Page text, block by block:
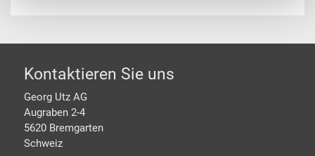
Footer
Kontaktieren Sie uns
Georg Utz AG
Augraben 2-4
5620 Bremgarten
Schweiz